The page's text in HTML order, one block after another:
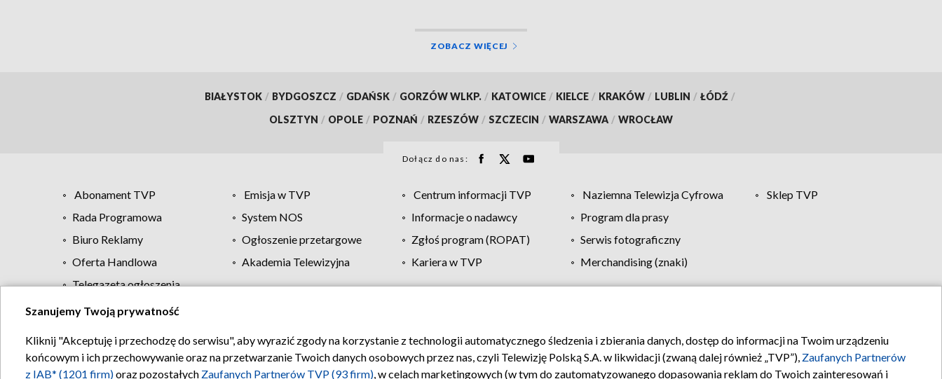
ZOBACZ WIĘCEJ
BIAŁYSTOK / BYDGOSZCZ / GDAŃSK / GORZÓW WLKP. / KATOWICE / KIELCE / KRAKÓW / LUBLIN / ŁÓDŹ /
OLSZTYN / OPOLE / POZNAŃ / RZESZÓW / SZCZECIN / WARSZAWA / WROCŁAW
Dołącz do nas:
Abonament TVP Emisja w TVP Centrum informacji TVP Naziemna Telewizja Cyfrowa
Sklep TVP
Rada Programowa
System NOS Informacje o nadawcy
Program dla prasy
Biuro Reklamy
Ogłoszenie przetargowe Zgłoś program (ROPAT)
Serwis fotograficzny
Oferta Handlowa
Akademia Telewizyjna Kariera w TVP
Merchandising (znaki)
Telegazeta ogłoszenia
Regulamin TVP Polityka prywatności Moje zgody Pomoc Biuro reklamy Kontakt
Szanujemy Twoją prywatność
Kliknij "Akceptuję i przechodzę do serwisu", aby wyrazić zgody na korzystanie z technologii automatycznego śledzenia i zbierania danych, dostęp do informacji na Twoim urządzeniu
końcowym i ich przechowywanie oraz na przetwarzanie Twoich danych osobowych przez nas, czyli Telewizję Polską S.A. w likwidacji (zwaną dalej również „TVP”), Zaufanych Partnerów
z IAB* (1201 firm)oraz pozostałych Zaufanych Partnerów TVP (93 firm), w celach marketingowych (w tym do zautomatyzowanego dopasowania reklam do Twoich zainteresowań i